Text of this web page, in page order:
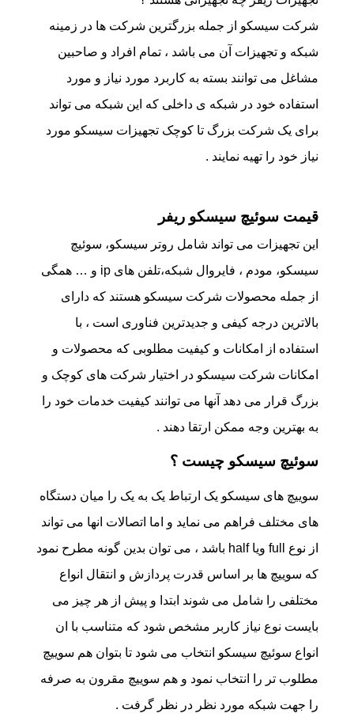
شرکت سیسکو از جمله بزرگترین شرکت ها در زمینه
شبکه و تجهیزات آن می باشد ، تمام افراد و صاحبین
مشاغل می توانند بسته به کاربرد مورد نیاز و مورد
استفاده خود در شبکه ی داخلی که این شبکه می تواند
برای یک شرکت بزرگ تا کوچک تجهیزات سیسکو مورد
نیاز خود را تهیه نمایند .
قیمت سوئیچ سیسکو ریفر
این تجهیزات می تواند شامل روتر سیسکو، سوئیچ
سیسکو، مودم ، فایروال شبکه،تلفن های ip و … همگی
از جمله محصولات شرکت سیسکو هستند که دارای
بالاترین درجه کیفی و جدیدترین فناوری است ، با
استفاده از امکانات و کیفیت مطلوبی که محصولات و
امکانات شرکت سیسکو در اختیار شرکت های کوچک و
بزرگ قرار می دهد آنها می توانند کیفیت خدمات خود را
به بهترین وجه‌ ممکن ارتقا دهند .
سوئیچ سیسکو چیست ؟
سوییچ های سیسکو یک ارتباط یک به یک را میان دستگاه
های مختلف فراهم می نماید و اما اتصالات انها می تواند
از نوع full ویا half باشد ، می توان بدین گونه مطرح نمود
که سوییچ ها بر اساس قدرت پردازش و انتقال انواع
مختلفی را شامل می شوند ابتدا و پیش از هر چیز می
بایست نوع نیاز کاربر مشخص شود که متناسب با ان
انواع سوئیچ سیسکو انتخاب می شود تا بتوان هم سوییچ
مطلوب تر را انتخاب نمود و هم سوییچ مقرون به صرفه
را جهت شبکه مورد نظر در نظر گرفت .